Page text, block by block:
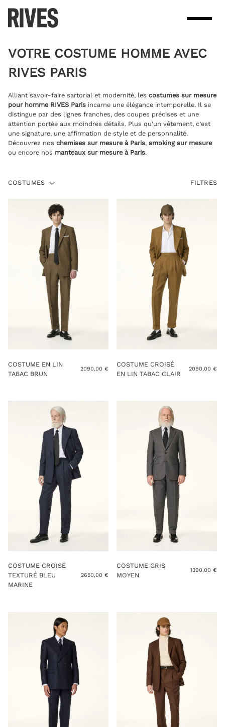
content
VOTRE COSTUME HOMME AVEC
RIVES PARIS
Alliant savoir-faire sartorial et modernité, les costumes sur mesure
pour homme RIVES Parisincarne une élégance intemporelle. Il se
distingue par des lignes franches, des coupes précises et une
attention portée aux moindres détails. Plus qu’un vêtement, c’est
une signature, une affirmation de style et de personnalité.
Découvrez nos chemises sur mesure à Paris, smoking sur mesure
ou encore nos manteaux sur mesure à Paris.
COSTUMES COSTUMES FILTRES
COSTUME EN LIN
TABAC BRUN
2090,00 €
COSTUME CROISÉ
EN LIN TABAC CLAIR
2090,00€
COSTUME CROISÉ
TEXTURÉ BLEU
MARINE
2650,00 €
COSTUME GRIS
MOYEN
1390,00€